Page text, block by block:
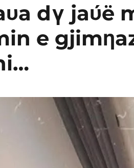
dγ jaύë
e